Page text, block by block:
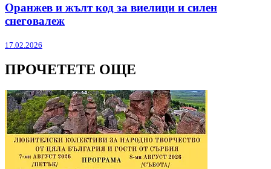
Оранжев и жълт код за виелици и силен
снеговалеж
17.02.2026
ПРОЧЕТЕТЕ ОЩЕ